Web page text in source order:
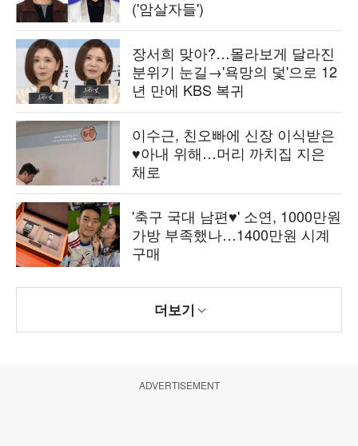
('암살자들')
장서희 맞아?…몰라보게 달라진
분위기 눈길→'욕망의 덫'으로 12
년 만에 KBS 복귀
이수근, 친오빠에 신장 이식받은
♥아내 위해…머리 까치집 지은
채로
'축구 국대 남편♥' 소연, 1000만원
가방 부족했나…1400만원 시계
구매
더보기
ADVERTISEMENT